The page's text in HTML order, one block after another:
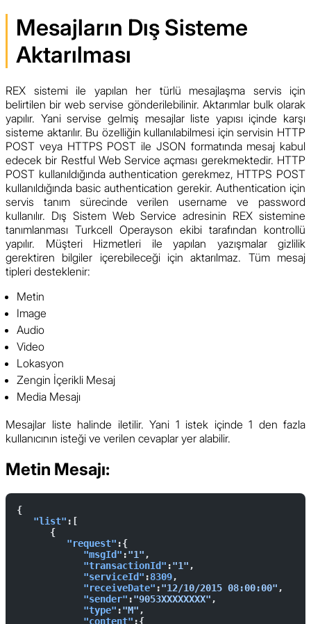
Mesajların Dış Sisteme
Aktarılması
REX sistemi ile yapılan her türlü mesajlaşma servis için
belirtilen bir web servise gönderilebilinir. Aktarımlar bulk olarak
yapılır. Yani servise gelmiş mesajlar liste yapısı içinde karşı
sisteme aktarılır. Bu özelliğin kullanılabilmesi için servisin HTTP
POST veya HTTPS POST ile JSON formatında mesaj kabul
edecek bir Restful Web Service açması gerekmektedir. HTTP
POST kullanıldığında authentication gerekmez, HTTPS POST
kullanıldığında basic authentication gerekir. Authentication için
servis tanım sürecinde verilen username ve password
kullanılır. Dış Sistem Web Service adresinin REX sistemine
tanımlanması Turkcell Operayson ekibi tarafından kontrollü
yapılır. Müşteri Hizmetleri ile yapılan yazışmalar gizlilik
gerektiren bilgiler içerebileceği için aktarılmaz. Tüm mesaj
tipleri desteklenir:
Metin
Image
Audio
Video
Lokasyon
Zengin İçerikli Mesaj
Media Mesajı
Mesajlar liste halinde iletilir. Yani 1 istek içinde 1 den fazla
kullanıcının isteği ve verilen cevaplar yer alabilir.
Metin Mesajı:
{
   "list"
:[
      {
         "request"
:{
            "msgId"
:"1" ,
            "transactionId"
:"1" ,
            "serviceId"
:8309,
            "receiveDate"
:"12/10/2015 08:00:00" ,
            "sender"
:"9053XXXXXXXX" ,
            "type"
:"M" ,
            "content"
:{